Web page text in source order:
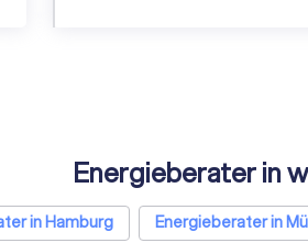
Energieberater in
in Hamburg Energieberater in